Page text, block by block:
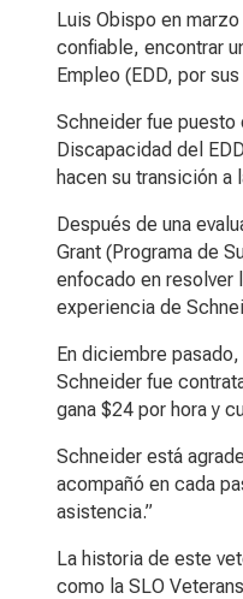
Luis Obispo en
confiable, encontrar
Empleo (EDD, por
Schneider fue puesto
Discapacidad del
hacen su transición
Después de una
Grant (Programa de
enfocado en
experiencia de
En diciembre
Schneider fue
gana $24 por hora y
Schneider está
acompañó en cada
asistencia.”
La historia de este
como la SLO